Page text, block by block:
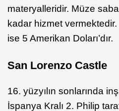
materyalleridir. Müze
kadar hizmet
ise 5 Amerikan Doları’dır.
San Lorenzo Castle
16. yüzyılın sonlarında
İspanya Kralı 2. Philip